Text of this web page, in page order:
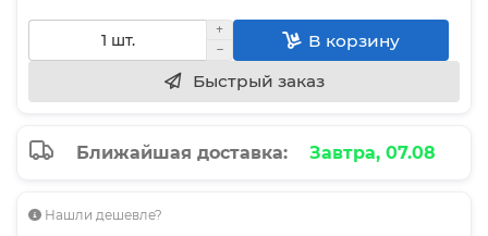
В корзину
Быстрый заказ
Ближайшая доставка: Завтра, 07.08
Нашли дешевле?